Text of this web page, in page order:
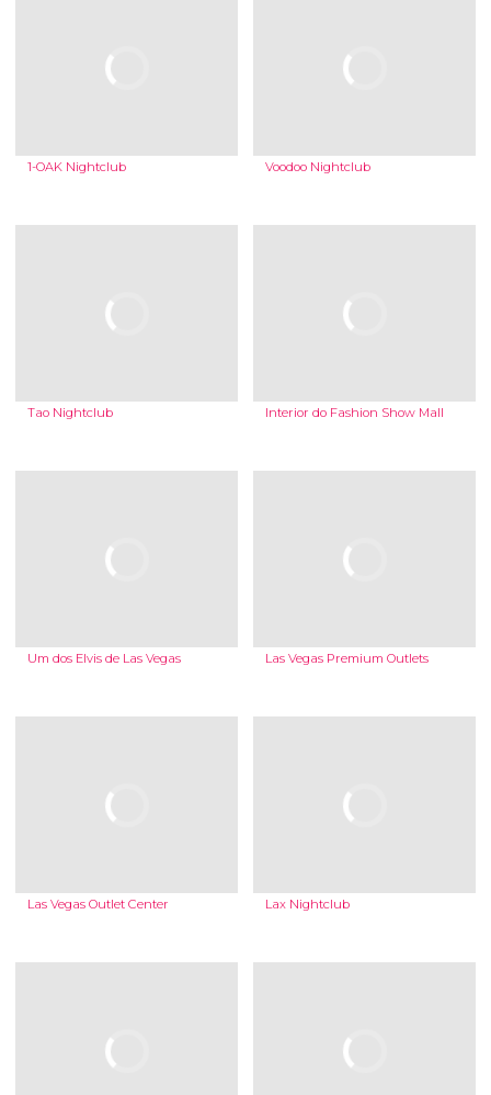
1-OAK Nightclub Voodoo Nightclub
Tao Nightclub Interior do Fashion Show Mall
Um dos Elvis de Las Vegas Las Vegas Premium Outlets
Las Vegas Outlet Center Lax Nightclub